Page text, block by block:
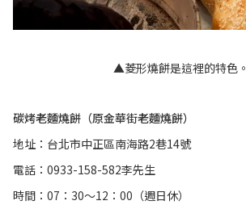
▲菱形燒餅是這裡的特色。
碳烤老麵燒餅（原金華街老麵燒餅）
地址：台北市中正區南海路2巷14號
電話：0933-158-582李先生
時間：07：30～12：00（週日休）